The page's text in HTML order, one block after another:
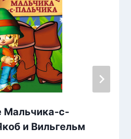
Мальчика-с-
и Вильгельм